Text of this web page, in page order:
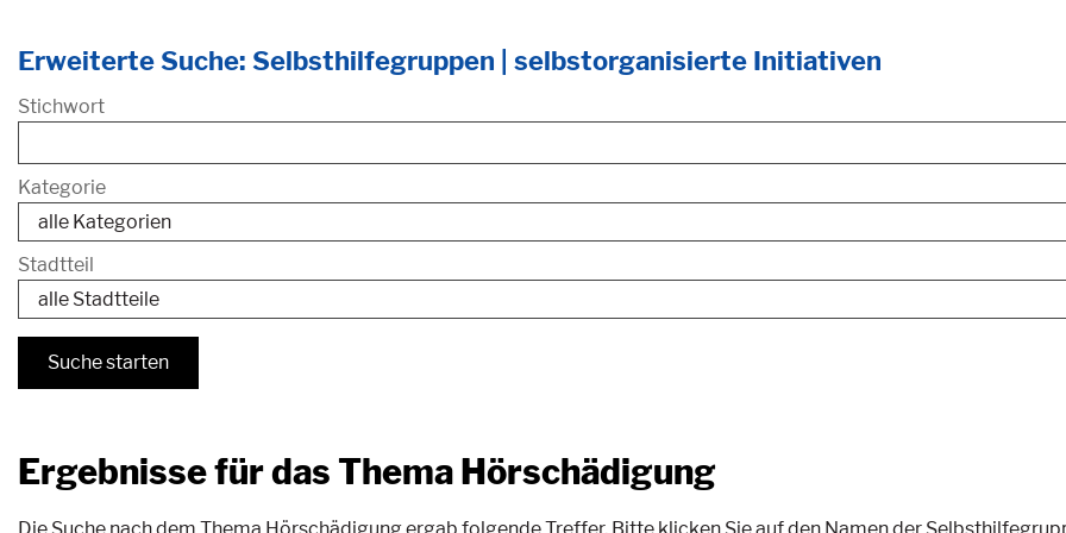
Erweiterte Suche: Selbsthilfegruppen | selbstorganisierte Initiativen
Stichwort
Kategorie
Stadtteil
Ergebnisse für das Thema Hörschädigung